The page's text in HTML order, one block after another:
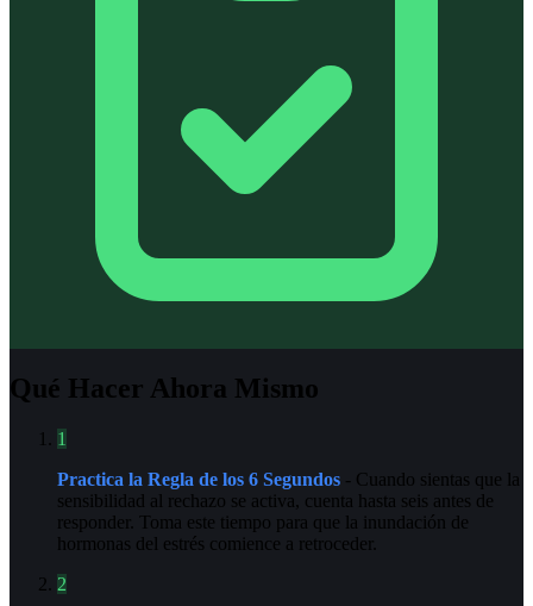
Qué Hacer Ahora Mismo
1
Practica la Regla de los 6 Segundos - Cuando sientas que la
sensibilidad al rechazo se activa, cuenta hasta seis antes de
responder. Toma este tiempo para que la inundación de
hormonas del estrés comience a retroceder.
2